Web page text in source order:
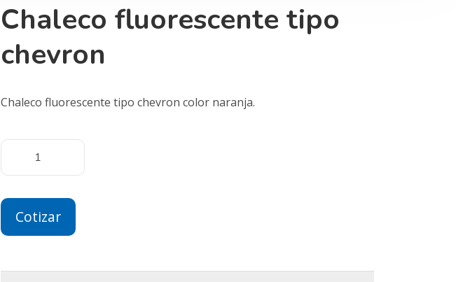
Chaleco fluorescente tipo
chevron
Chaleco fluorescente tipo chevron color naranja.
Cotizar